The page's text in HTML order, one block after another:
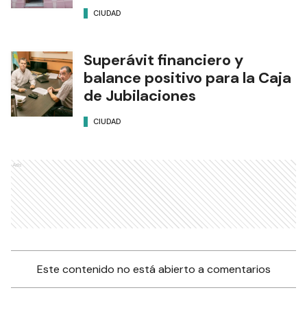
CIUDAD
Superávit financiero y
balance positivo para la Caja
de Jubilaciones
CIUDAD
Ads
Este contenido no está abierto a comentarios